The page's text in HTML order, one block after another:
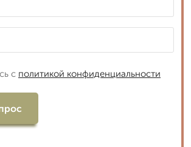
с политикой конфиденциальности